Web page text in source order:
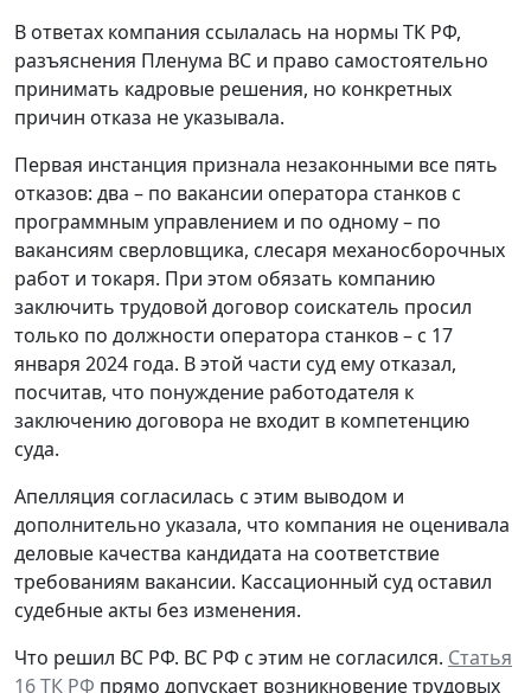
В ответах компания ссылалась на нормы ТК РФ,
разъяснения Пленума ВС и право самостоятельно
принимать кадровые решения, но конкретных
причин отказа не указывала.
Первая инстанция признала незаконными все пять
отказов: два – по вакансии оператора станков с
программным управлением и по одному – по
вакансиям сверловщика, слесаря механосборочных
работ и токаря. При этом обязать компанию
заключить трудовой договор соискатель просил
только по должности оператора станков – с 17
января 2024 года. В этой части суд ему отказал,
посчитав, что понуждение работодателя к
заключению договора не входит в компетенцию
суда.
Апелляция согласилась с этим выводом и
дополнительно указала, что компания не оценивала
деловые качества кандидата на соответствие
требованиям вакансии. Кассационный суд оставил
судебные акты без изменения.
Что решил ВС РФ. ВС РФ с этим не согласился. Статья
16 ТК РФ прямо допускает возникновение трудовых